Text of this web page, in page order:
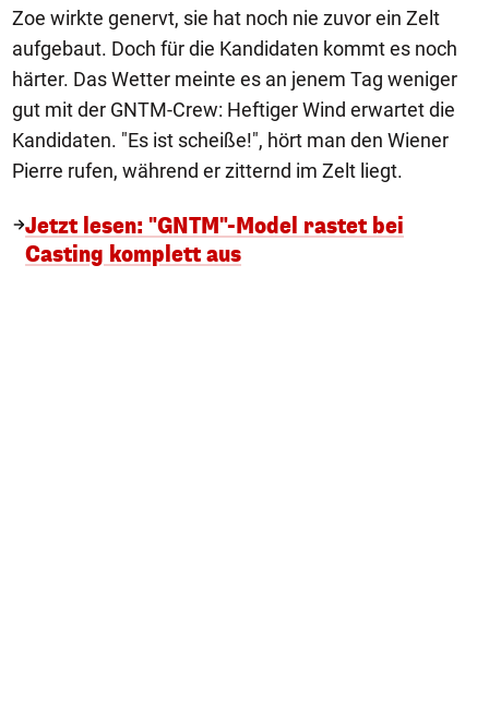
Zoe wirkte genervt, sie hat noch nie zuvor ein Zelt
aufgebaut. Doch für die Kandidaten kommt es noch
härter. Das Wetter meinte es an jenem Tag weniger
gut mit der GNTM-Crew: Heftiger Wind erwartet die
Kandidaten. "Es ist scheiße!", hört man den Wiener
Pierre rufen, während er zitternd im Zelt liegt.
Jetzt lesen: "GNTM"-Model rastet bei
Casting komplett aus